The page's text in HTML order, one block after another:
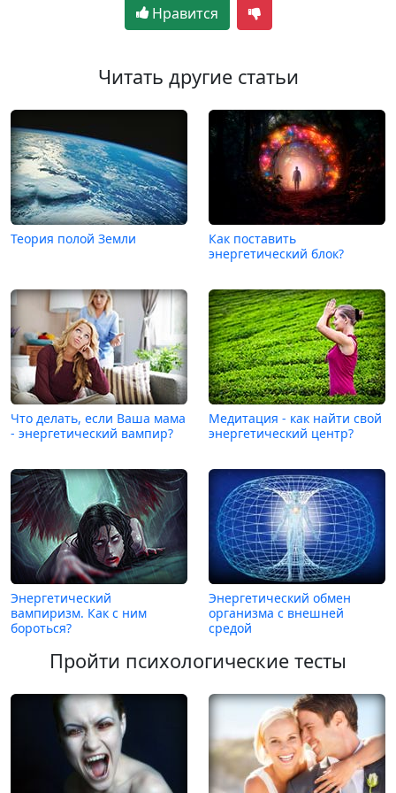
Нравится
Читать другие статьи
Теория полой Земли
Как поставить
энергетический блок?
Что делать, если Ваша мама
- энергетический вампир?
Медитация - как найти свой
энергетический центр?
Энергетический
вампиризм. Как с ним
бороться?
Энергетический обмен
организма с внешней
средой
Пройти психологические тесты